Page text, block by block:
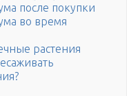
после покупки
во время
растения